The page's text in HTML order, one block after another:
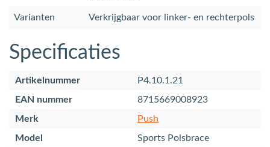
Varianten Verkrijgbaar voor linker- en rechterpols
Specificaties
Artikelnummer
P4.10.1.21
EAN nummer
8715669008923
Merk
Push
Model
Sports Polsbrace